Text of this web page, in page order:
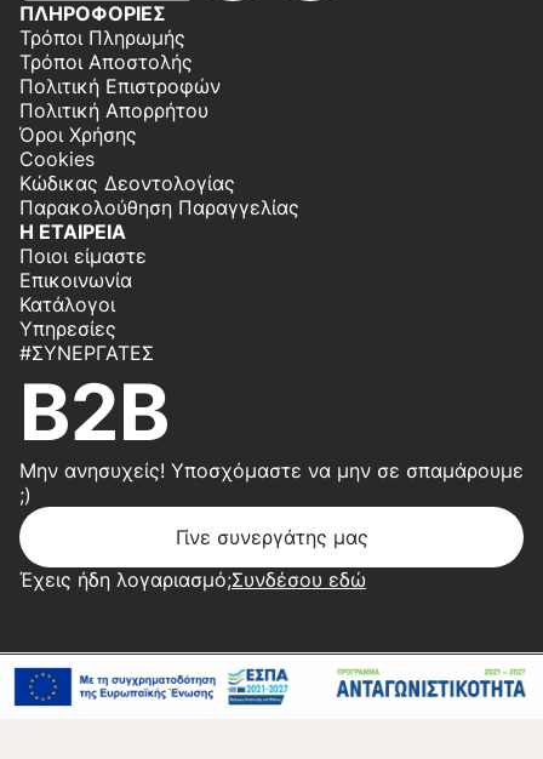
ΠΛΗΡΟΦΟΡΙΕΣ
Τρόποι Πληρωμής
Τρόποι Αποστολής
Πολιτική Επιστροφών
Πολιτική Απορρήτου
Όροι Χρήσης
Cookies
Κώδικας Δεοντολογίας
Παρακολούθηση Παραγγελίας
Η ΕΤΑΙΡΕΙΑ
Ποιοι είμαστε
Επικοινωνία
Κατάλογοι
Υπηρεσίες
#ΣΥΝΕΡΓΆΤΕΣ
B2B
Μην ανησυχείς! Υποσχόμαστε να μην σε σπαμάρουμε
;)
Γίνε συνεργάτης μας
Έχεις ήδη λογαριασμό;Συνδέσου εδώ
Copyright 2026 © Center Home | Created by